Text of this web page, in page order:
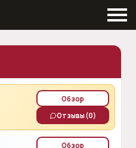
Обзор
Отзывы(0)
Обзор